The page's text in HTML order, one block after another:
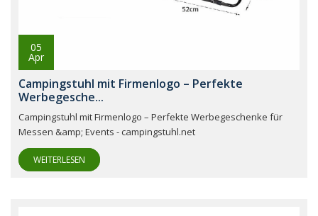
05
Apr
Campingstuhl mit Firmenlogo – Perfekte
Werbegesche...
Campingstuhl mit Firmenlogo – Perfekte Werbegeschenke für
Messen &amp; Events - campingstuhl.net
WEITERLESEN